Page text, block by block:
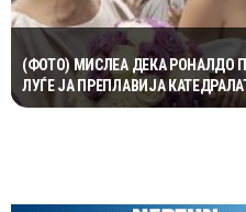
(ФОТО) МИСЛЕА ДЕКА РОНАЛДО
ЛУЃЕ ЈА ПРЕПЛАВИЈА